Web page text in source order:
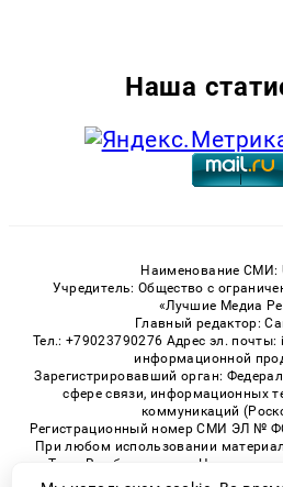
Наша
Наименование СМИ:
Учредитель: Общество с
«Лучшие Медиа
Главный редактор:
Тел.: +79023790276 Адрес эл.
информационной
Зарегистрировавший орган:
сфере связи, информационных
коммуникаций
Регистрационный номер СМИ ЭЛ №
При любом использовании
Town.Ru обязательна.
только при наличии